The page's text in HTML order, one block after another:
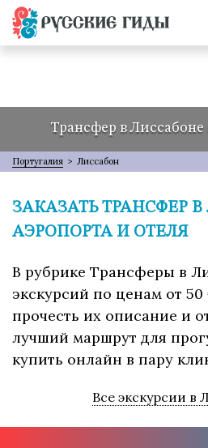
Трансфер в Лиссабоне
Португалия > Лиссабон
ЗАКАЗАТЬ ТРАНСФЕР
АЭРОПОРТА И ОТЕЛЯ
В рубрике Трансферы в
экскурсий по ценам от
прочесть их описание и
лучший маршрут для
купить онлайн в пару
Все экскурсии в